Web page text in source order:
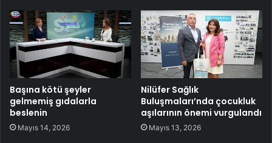
Başına kötü şeyler
gelmemiş gıdalarla
beslenin
Mayıs 14, 2026
Nilüfer Sağlık
Buluşmaları’nda çocukluk
aşılarının önemi vurgulandı
Mayıs 13, 2026